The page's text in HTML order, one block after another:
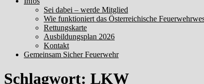
Sei dabei – werde Mitglied
Wie funktioniert das Österreichische
Rettungskarte
Ausbildungsplan 2026
Kontakt
Gemeinsam Sicher Feuerwehr
Schlagwort: LKW